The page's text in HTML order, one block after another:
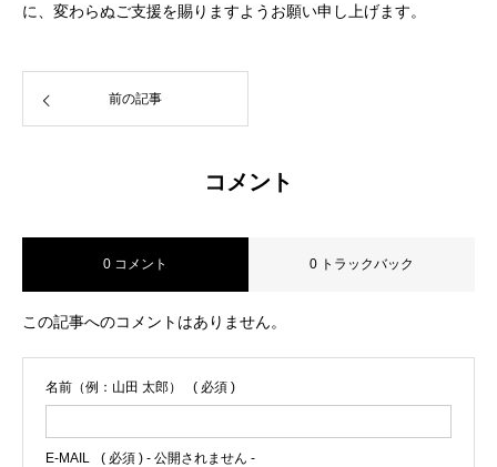
に、変わらぬご支援を賜りますようお願い申し上げます。
前の記事
コメント
0 コメント 0 トラックバック
この記事へのコメントはありません。
名前（例：山田 太郎） ( 必須 )
E-MAIL ( 必須 ) - 公開されません -